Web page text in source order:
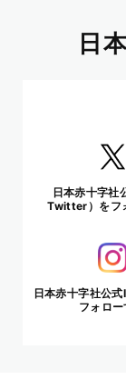
日
日本赤十字社
Twitter）をフ
日本赤十字社公
フォロー